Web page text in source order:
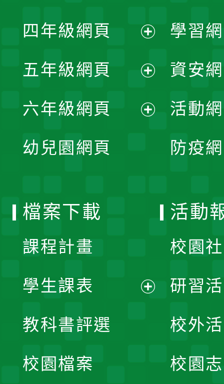
單
選
單
開
選
單
四年級網頁
開
選
五年級網頁
開
六年級網頁
幼兒園網頁
學習
資安
活動
防疫
檔案下載
課程計畫
學生課表
教科書評選
校園檔案
活動
校園
研習
校外
校園